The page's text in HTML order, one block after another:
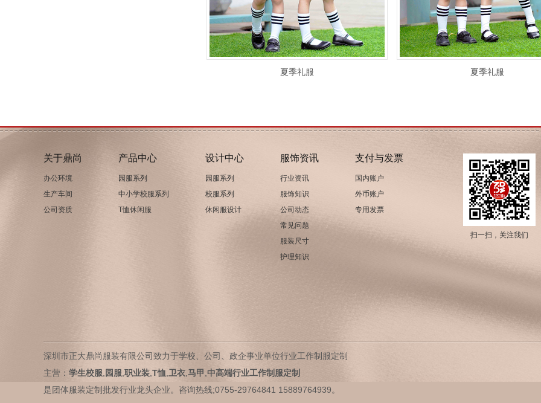
夏季礼服 夏季礼服
关于鼎尚
办公环境
生产车间
公司资质
产品中心
园服系列
中小学校服系列
T恤休闲服
设计中心
园服系列
校服系列
休闲服设计
服饰资讯
行业资讯
服饰知识
公司动态
常见问题
服装尺寸
护理知识
支付与发票
国内账户
外币账户
专用发票
扫一扫，关注我们
深圳市正大鼎尚服装有限公司致力于学校、公司、政企事业单位行业工作制服定制
主营： 学生校服 园服 职业装 T恤 卫衣 马甲 中高端行业工作制服定制
是团体服装定制批发行业龙头企业。咨询热线;0755-29764841 15889764939。